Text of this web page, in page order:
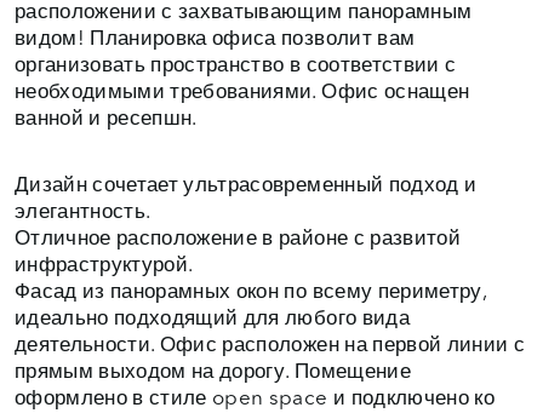
расположении с захватывающим панорамным
видом! Планировка офиса позволит вам
организовать пространство в соответствии с
необходимыми требованиями. Офис оснащен
ванной и ресепшн.
Дизайн сочетает ультрасовременный подход и
элегантность.
Отличное расположение в районе с развитой
инфраструктурой.
Фасад из панорамных окон по всему периметру,
идеально подходящий для любого вида
деятельности. Офис расположен на первой линии с
прямым выходом на дорогу. Помещение
оформлено в стиле open space и подключено ко